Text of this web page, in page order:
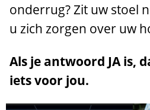
onderrug? Zit uw stoel
u zich zorgen over uw
Als je antwoord JA is,
iets voor jou.